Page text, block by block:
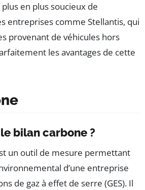
en plus soucieux de
entreprises comme Stellantis, qui
provenant de véhicules hors
les avantages de cette
bilan carbone ?
un outil de mesure permettant
d’une entreprise
de gaz à effet de serre (GES). Il